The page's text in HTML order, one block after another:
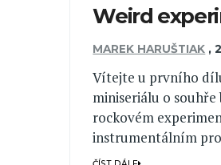
Weird
MAREK HARUŠTIAK ,
Vítejte u prvního
miniseriálu o
rockovém
instrumentálním